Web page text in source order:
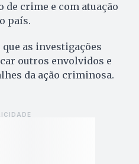
de crime e com atuação
país.
as investigações
outros envolvidos e
da ação criminosa.